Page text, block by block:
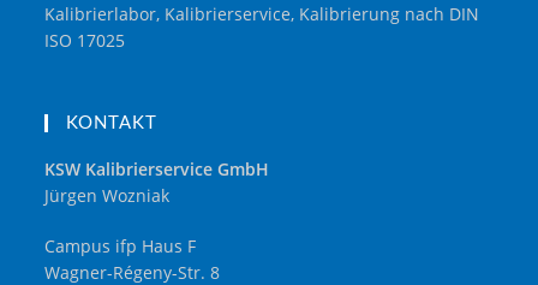
Kalibrierlabor, Kalibrierservice, Kalibrierung nach DIN
ISO 17025
KONTAKT
KSW Kalibrierservice GmbH
Jürgen Wozniak
Campus ifp Haus F
Wagner-Régeny-Str. 8